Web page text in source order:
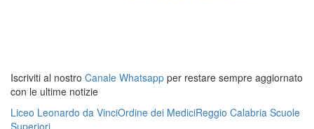
Iscriviti al nostro Canale Whatsapp per restare sempre aggiornato
con le ultime notizie
Liceo Leonardo da VinciOrdine dei MediciReggio Calabria Scuole
Superiori